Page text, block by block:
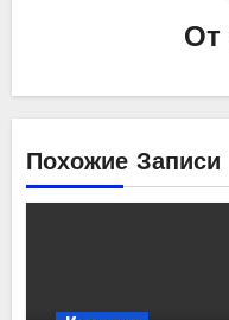
От
Похожие Записи